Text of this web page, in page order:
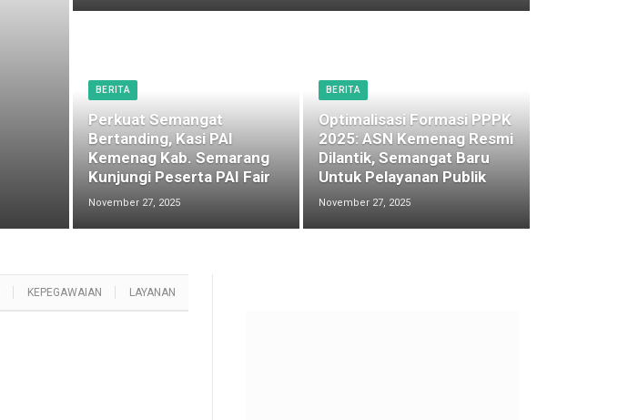
BERITA
Perkuat Semangat
Bertanding, Kasi PAI
Kemenag Kab. Semarang
Kunjungi Peserta PAI Fair
November 27, 2025
BERITA
Optimalisasi Formasi PPPK
2025: ASN Kemenag Resmi
Dilantik, Semangat Baru
Untuk Pelayanan Publik
November 27, 2025
KEPEGAWAIAN LAYANAN